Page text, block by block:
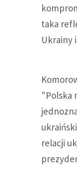
taka
Ukrainy
"Polska
relacji